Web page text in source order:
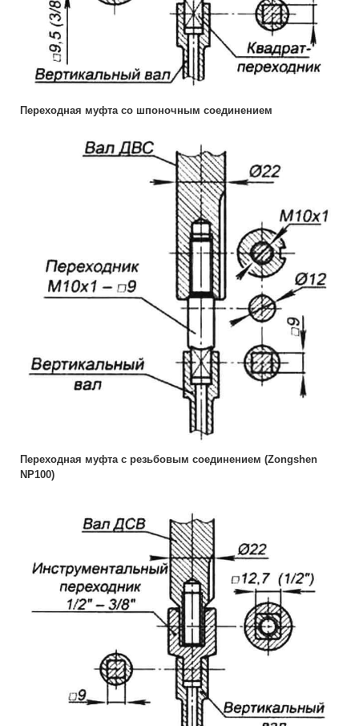
Переходная муфта со шпоночным соединением
Переходная муфта с резьбовым соединением (Zongshen
NP100)